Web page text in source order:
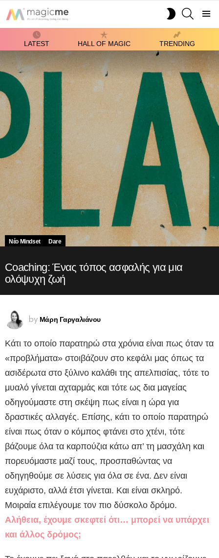
SWITCH
LATEST HALL OF MAGIC TRENDING
Νέο Mindset Dare
Coaching: Ένας τόπος ασφαλής για μια
ολόψυχη ζωή
by Μάρη Γαργαλιάνου
Κάτι το οποίο παρατηρώ στα χρόνια είναι πως όταν τα
«προβλήματα» στοιβάζουν στο κεφάλι μας όπως τα
ασιδέρωτα στο ξύλινο καλάθι της απελπισίας, τότε το
μυαλό γίνεται αχταρμάς και τότε ως δια μαγείας
οδηγούμαστε στη σκέψη πως είναι η ώρα για
δραστικές αλλαγές. Επίσης, κάτι το οποίο παρατηρώ
είναι πως όταν ο κόμπος φτάνει στο χτένι, τότε
βάζουμε όλα τα καρπούζια κάτω απ’ τη μασχάλη και
πορευόμαστε μαζί τους, προσπαθώντας να
οδηγηθούμε σε λύσεις για όλα σε ένα. Δεν είναι
ευχάριστο, αλλά έτσι γίνεται. Και είναι σκληρό.
Μοιραία επιλέγουμε τον πιο δύσκολο δρόμο.
Αλήθεια, έχουμε σκεφτεί ότι… μπορεί να υπάρχει
και άλλος δρόμος;